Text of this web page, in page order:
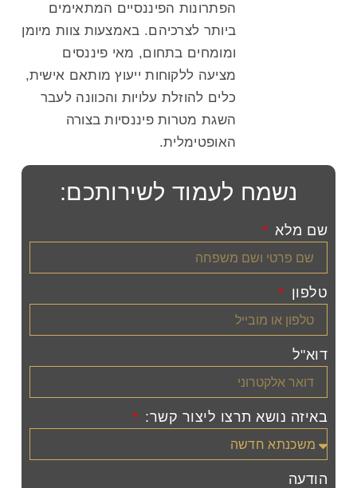
הפתרונות הפיננסיים המתאימים
ביותר לצרכיהם. באמצעות צוות מיומן
ומומחים בתחום, מאי פיננסים
מציעה ללקוחות ייעוץ מותאם אישית,
כלים להוזלת עלויות והכוונה לעבר
השגת מטרות פיננסיות בצורה
האופטימלית.
נשמח לעמוד לשירותכם:
שם מלא
טלפון
דוא"ל
באיזה נושא תרצו ליצור קשר:
הודעה